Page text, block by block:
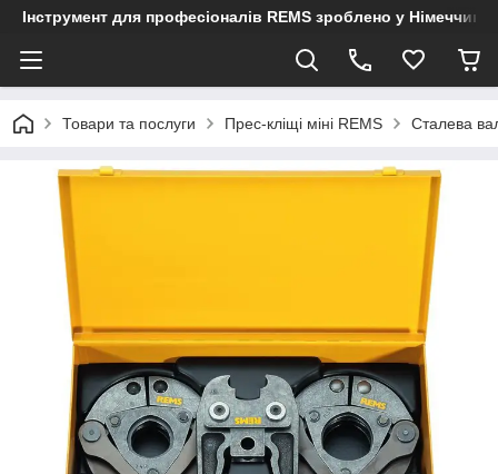
Інструмент для професіоналів REMS зроблено у Німеччині
Товари та послуги Прес-кліщі міні REMS Сталева